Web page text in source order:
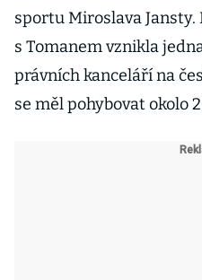
sportu Miroslava
s Tomanem vznikla
právních kanceláří na
se měl pohybovat okolo